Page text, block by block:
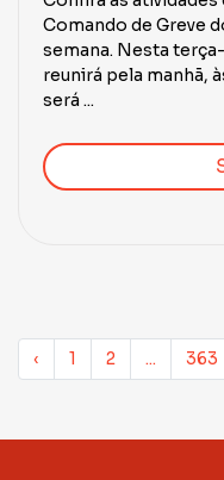
Comando de Greve
semana. Nesta
reunirá pela manhã,
será ...
‹ 1 2 ... 363